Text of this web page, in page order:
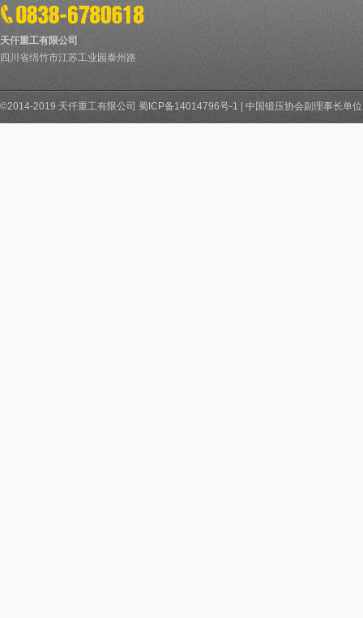
天仟重工有限公司
四川省绵竹市江苏工业园泰州路
©2014-2019 天仟重工有限公司 蜀ICP备14014796号-1 中国锻压协会副理事长单位